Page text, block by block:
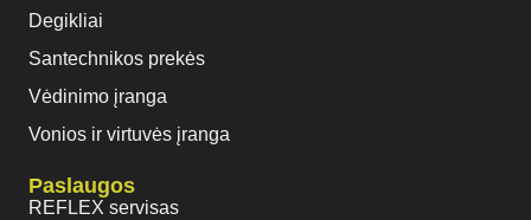
Degikliai
Santechnikos prekės
Vėdinimo įranga
Vonios ir virtuvės įranga
Paslaugos
REFLEX servisas